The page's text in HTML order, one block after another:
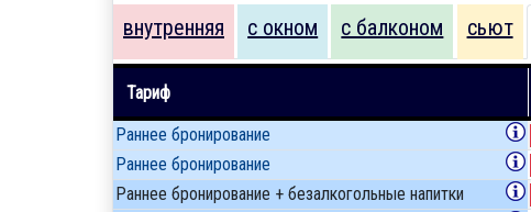
внутренняя с окном с балконом сьют
Тариф
Раннее бронирование
Раннее бронирование
Раннее бронирование + безалкогольные напитки